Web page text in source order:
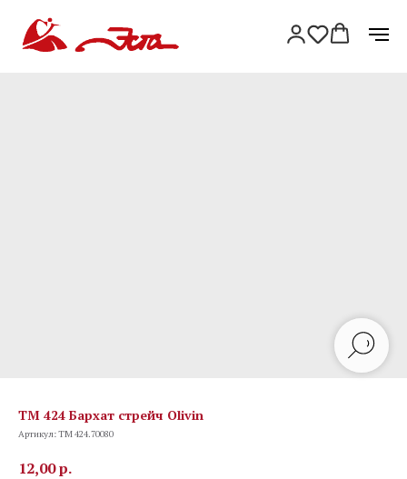
TM 424 Бархат стрейч Olivin
Артикул:TM 424.70080
12,00р.